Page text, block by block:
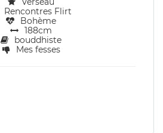
Rencontres Flirt
Bohème
188cm
bouddhiste
Mes fesses